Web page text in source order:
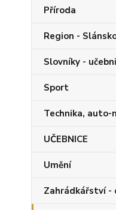
Příroda
Region -
Slovníky -
Sport
Technika, auto-
UČEBNICE
Umění
Zahrádkářství -